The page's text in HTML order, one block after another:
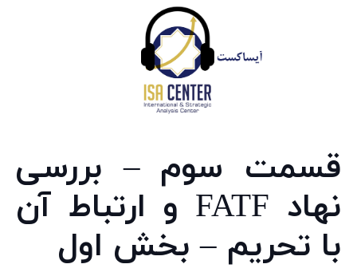
قسمت سوم – بررسی
نهاد FATF و ارتباط آن
با تحریم – بخش اول